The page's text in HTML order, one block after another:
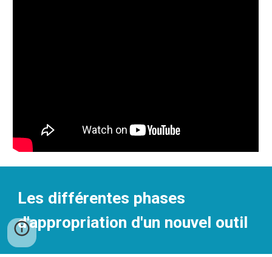
Les différentes phases
d'appropriation d'un nouvel outil